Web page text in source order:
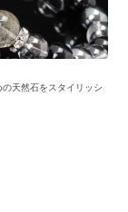
の天然石をスタイリッシ